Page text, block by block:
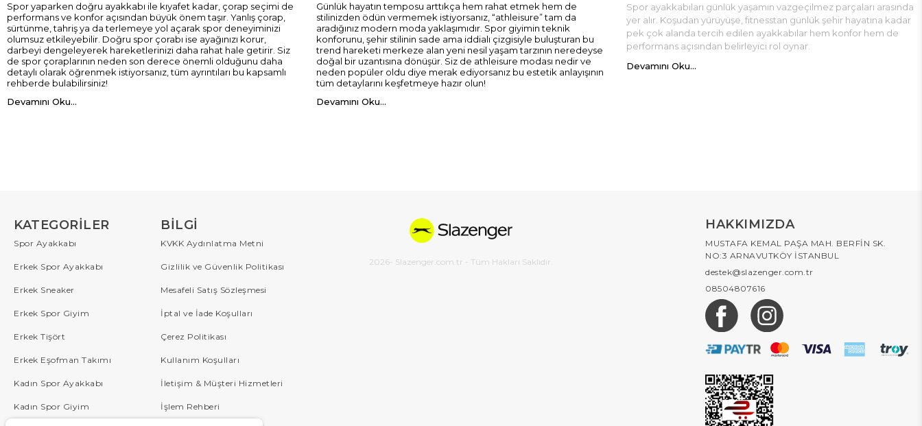
Spor yaparken doğru ayakkabı ile kıyafet kadar, çorap seçimi de
performans ve konfor açısından büyük önem taşır. Yanlış çorap,
sürtünme, tahriş ya da terlemeye yol açarak spor deneyiminizi
olumsuz etkileyebilir. Doğru spor çorabı ise ayağınızı korur,
darbeyi dengeleyerek hareketlerinizi daha rahat hale getirir. Siz
de spor çoraplarının neden son derece önemli olduğunu daha
detaylı olarak öğrenmek istiyorsanız, tüm ayrıntıları bu kapsamlı
rehberde bulabilirsiniz!
Devamını Oku...
Günlük hayatın temposu arttıkça hem rahat etmek hem de
stilinizden ödün vermemek istiyorsanız, “athleisure” tam da
aradığınız modern moda yaklaşımıdır. Spor giyimin teknik
konforunu, şehir stilinin sade ama iddialı çizgisiyle buluşturan bu
trend hareketi merkeze alan yeni nesil yaşam tarzının neredeyse
doğal bir uzantısına dönüşür. Siz de athleisure modası nedir ve
neden popüler oldu diye merak ediyorsanız bu estetik anlayışının
tüm detaylarını keşfetmeye hazır olun!
Devamını Oku...
Spor ayakkabıları günlük yaşamın vazgeçilmez parçaları arasında
yer alır. Koşudan yürüyüşe, fitnesstan günlük şehir hayatına kadar
pek çok alanda tercih edilen ayakkabılar hem konfor hem de
performans açısından belirleyici rol oynar.
Devamını Oku...
KATEGORILER
Spor Ayakkabı
Erkek Spor Ayakkabı
Erkek Sneaker
Erkek Spor Giyim
Erkek Tişört
Erkek Eşofman Takımı
Kadın Spor Ayakkabı
Kadın Spor Giyim
BILGI
KVKK Aydınlatma Metni
Gizlilik ve Güvenlik Politikası
Mesafeli Satış Sözleşmesi
İptal ve İade Koşulları
Çerez Politikası
Kullanım Koşulları
İletişim & Müşteri Hizmetleri
İşlem Rehberi
2026- Slazenger.com.tr - Tüm Hakları Saklıdır.
HAKKIMIZDA
MUSTAFA KEMAL PAŞA MAH. BERFİN SK.
NO:3 ARNAVUTKÖY İSTANBUL
destek@slazenger.com.tr
08504807616